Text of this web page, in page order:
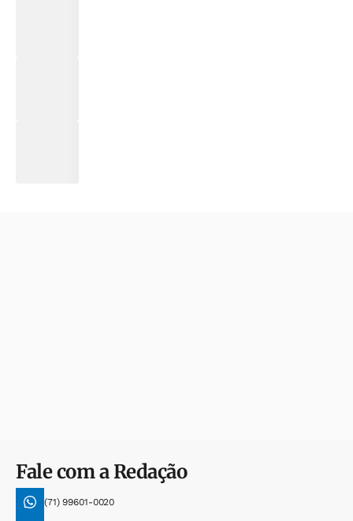
Fale com a Redação
(71) 99601-0020